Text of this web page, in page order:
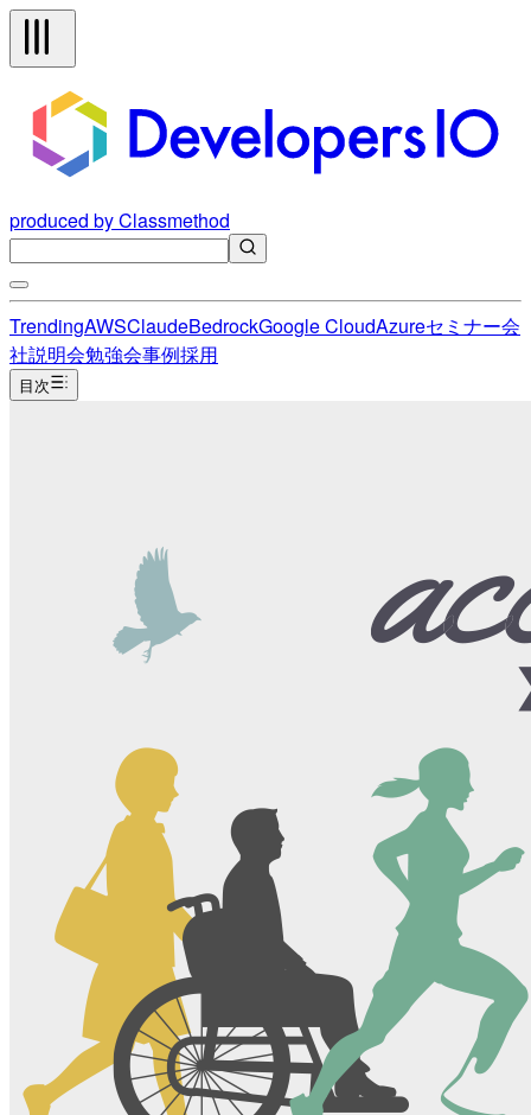
produced by Classmethod
TrendingAWSClaudeBedrockGoogle CloudAzureセミナー会
社説明会勉強会事例採用
目次